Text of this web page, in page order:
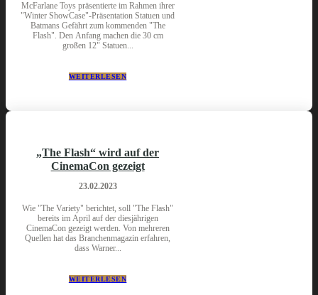
McFarlane Toys präsentierte im Rahmen ihrer
"Winter ShowCase"-Präsentation Statuen und
Batmans Gefährt zum kommenden "The
Flash". Den Anfang machen die 30 cm
großen 12" Statuen...
WEITERLESEN
„The Flash“ wird auf der
CinemaCon gezeigt
23.02.2023
Wie "The Variety" berichtet, soll "The Flash"
bereits im April auf der diesjährigen
CinemaCon gezeigt werden. Von mehreren
Quellen hat das Branchenmagazin erfahren,
dass Warner...
WEITERLESEN